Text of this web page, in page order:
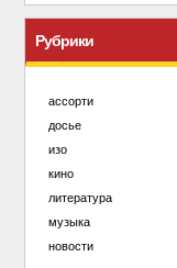
Рубрики
ассорти
досье
изо
кино
литература
музыка
новости